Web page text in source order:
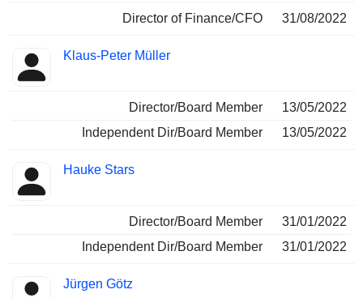
Director of Finance/CFO 31/08/2022
Klaus-Peter Müller
Director/Board Member
13/05/2022
Independent Dir/Board Member
13/05/2022
Hauke Stars
Director/Board Member
31/01/2022
Independent Dir/Board Member
31/01/2022
Jürgen Götz